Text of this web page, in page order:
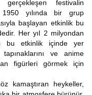
gerçekleşen festivalin
yılında bir grup
başlayan etkinlik bu
Her yıl 2 milyondan
bu etkinlik içinde yer
ve anime
figürleri görmek için
kamaştıran heykeller,